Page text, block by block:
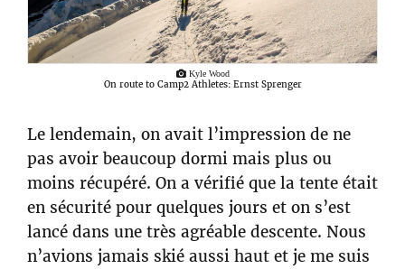
Kyle Wood
On route to Camp2 Athletes: Ernst Sprenger
Le lendemain, on avait l’impression de ne
pas avoir beaucoup dormi mais plus ou
moins récupéré. On a vérifié que la tente était
en sécurité pour quelques jours et on s’est
lancé dans une très agréable descente. Nous
n’avions jamais skié aussi haut et je me suis